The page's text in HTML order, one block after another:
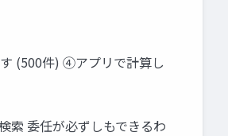
(500件) ④アプリで計算し
委任が必ずしもできるわ